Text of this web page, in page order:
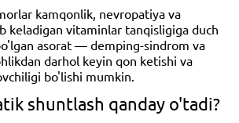
kamqonlik, nevropatiya va
keladigan vitaminlar tanqisligiga duch
asorat — demping-sindrom va
darhol keyin qon ketishi va
bo'lishi mumkin.
shuntlash qanday o'tadi?